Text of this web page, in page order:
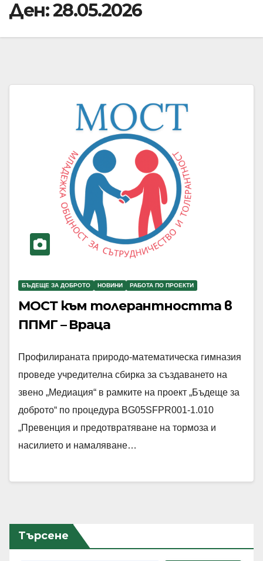
Ден:28.05.2026
БЪДЕЩЕ ЗА ДОБРОТО НОВИНИ РАБОТА ПО ПРОЕКТИ
МОСТ към толерантността в
ППМГ – Враца
Профилираната природо-математическа гимназия
проведе учредителна сбирка за създаването на
звено „Медиация“ в рамките на проект „Бъдеще за
доброто“ по процедура BG05SFPR001-1.010
„Превенция и предотвратяване на тормоза и
насилието и намаляване…
Търсене